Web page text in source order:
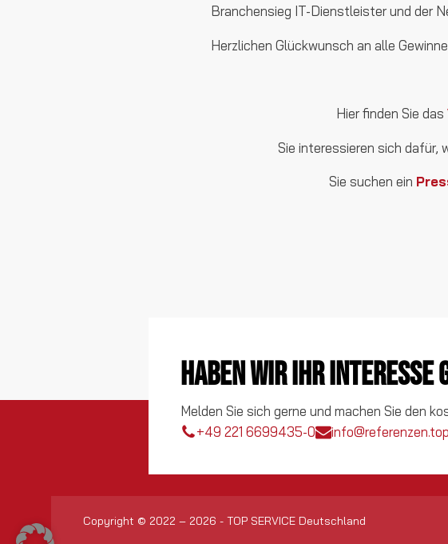
Branchensieg IT-Dienstleister und der
Herzlichen Glückwunsch an alle
Hier finden Sie das
Sie interessieren sich dafür,
Sie suchen ein
Haben wir Ihr Interesse
Melden Sie sich gerne und machen Sie den
+49 221 6699435-0
Copyright © 2022 – 2026 - TOP SERVICE Deutschland